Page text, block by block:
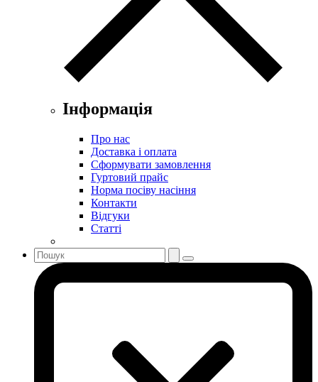
Інформація
Про нас
Доставка і оплата
Сформувати замовлення
Гуртовий прайс
Норма посіву насіння
Контакти
Відгуки
Статті